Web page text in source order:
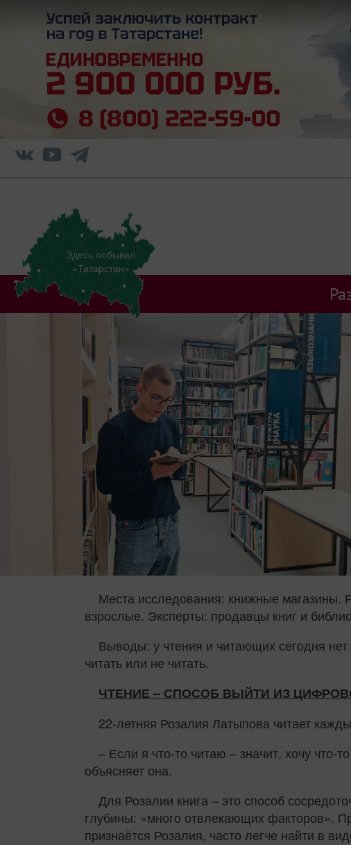
Здесь побывал
«Татарстан»
Места исследования: книжные магазины.
взрослые. Эксперты: продавцы книг и
Выводы: у чтения и читающих сегодня
читать или не читать.
ЧТЕНИЕ – СПОСОБ ВЫЙТИ ИЗ
22-летняя Розалия Латыпова читает
– Если я что‑то читаю – значит, хочу
объясняет она.
Для Розалии книга – это способ
глубины: «много отвлекающих факторов».
признаётся Розалия, часто легче найти в